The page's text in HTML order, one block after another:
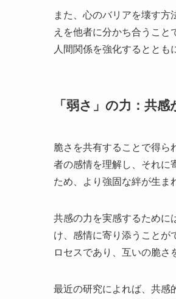
また、心のバリアを壊す
えを他者に分かち合うこ
人間関係を強化するととも
「弱さ」の力：共
脆さを共有することで得ら
者の感情を理解し、それに
ため、より強固な絆が生ま
共感の力を実感するために
け、感情に寄り添うことが
ロセスであり、互いの脆さ
最近の研究によれば、共感